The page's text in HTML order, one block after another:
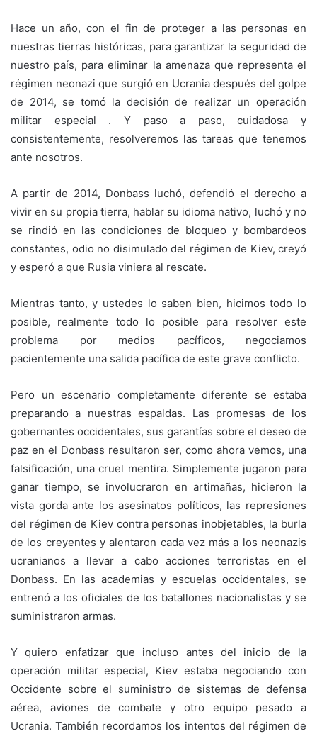
Hace un año, con el fin de proteger a las personas en
nuestras tierras históricas, para garantizar la seguridad de
nuestro país, para eliminar la amenaza que representa el
régimen neonazi que surgió en Ucrania después del golpe
de 2014, se tomó la decisión de realizar un operación
militar especial . Y paso a paso, cuidadosa y
consistentemente, resolveremos las tareas que tenemos
ante nosotros.
A partir de 2014, Donbass luchó, defendió el derecho a
vivir en su propia tierra, hablar su idioma nativo, luchó y no
se rindió en las condiciones de bloqueo y bombardeos
constantes, odio no disimulado del régimen de Kiev, creyó
y esperó a que Rusia viniera al rescate.
Mientras tanto, y ustedes lo saben bien, hicimos todo lo
posible, realmente todo lo posible para resolver este
problema por medios pacíficos, negociamos
pacientemente una salida pacífica de este grave conflicto.
Pero un escenario completamente diferente se estaba
preparando a nuestras espaldas. Las promesas de los
gobernantes occidentales, sus garantías sobre el deseo de
paz en el Donbass resultaron ser, como ahora vemos, una
falsificación, una cruel mentira. Simplemente jugaron para
ganar tiempo, se involucraron en artimañas, hicieron la
vista gorda ante los asesinatos políticos, las represiones
del régimen de Kiev contra personas inobjetables, la burla
de los creyentes y alentaron cada vez más a los neonazis
ucranianos a llevar a cabo acciones terroristas en el
Donbass. En las academias y escuelas occidentales, se
entrenó a los oficiales de los batallones nacionalistas y se
suministraron armas.
Y quiero enfatizar que incluso antes del inicio de la
operación militar especial, Kiev estaba negociando con
Occidente sobre el suministro de sistemas de defensa
aérea, aviones de combate y otro equipo pesado a
Ucrania. También recordamos los intentos del régimen de